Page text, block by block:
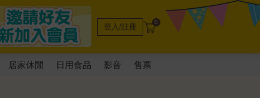
登入/註冊 0
居家休閒 日用食品 影音 售票